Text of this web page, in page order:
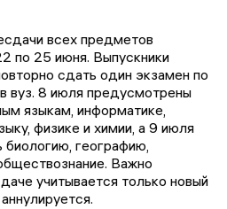
всех предметов
по 25 июня. Выпускники
сдать один экзамен по
вуз. 8 июля предусмотрены
языкам, информатике,
физике и химии, а 9 июля
географию,
Важно
учитывается только новый